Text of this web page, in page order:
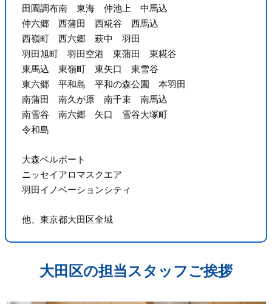
田園調布南 東海 仲池上 中馬込
仲六郷 西蒲田 西糀谷 西馬込
西嶺町 西六郷 萩中 羽田
羽田旭町 羽田空港 東蒲田 東糀谷
東馬込 東嶺町 東矢口 東雪谷
東六郷 平和島 平和の森公園 本羽田
南蒲田 南久が原 南千束 南馬込
南雪谷 南六郷 矢口 雪谷大塚町
令和島
大森ベルポート
ニッセイアロマスクエア
羽田イノベーションシティ
他、東京都大田区全域
大田区の担当スタッフご挨拶